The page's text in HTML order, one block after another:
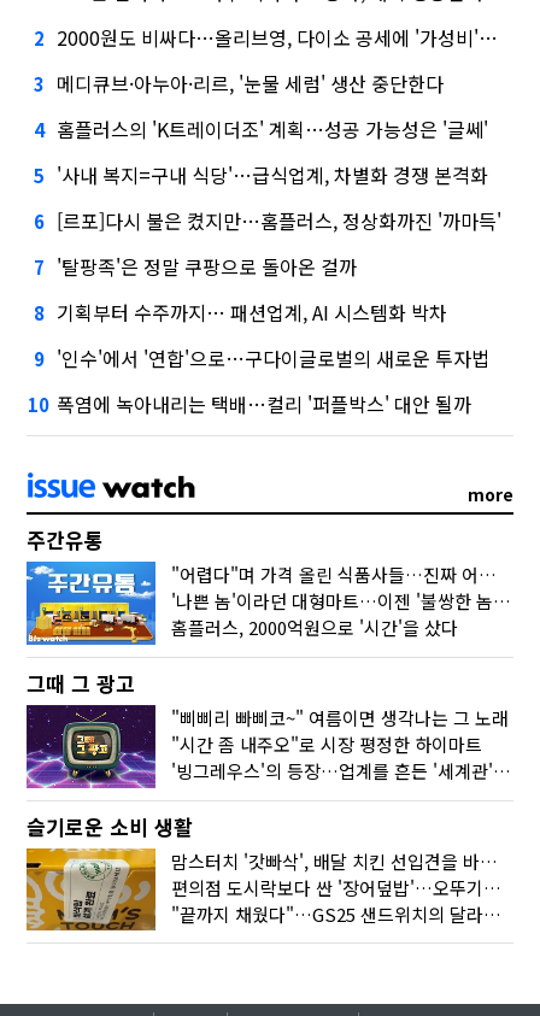
2 2000원도 비싸다…올리브영, 다이소 공세에 '가성비'로 맞불
3 메디큐브·아누아·리르, '눈물 세럼' 생산 중단한다
4 홈플러스의 'K트레이더조' 계획…성공 가능성은 '글쎄'
5 '사내 복지=구내 식당'…급식업계, 차별화 경쟁 본격화
6 [르포]다시 불은 켰지만…홈플러스, 정상화까진 '까마득'
7 '탈팡족'은 정말 쿠팡으로 돌아온 걸까
8 기획부터 수주까지… 패션업계, AI 시스템화 박차
9 '인수'에서 '연합'으로…구다이글로벌의 새로운 투자법
10 폭염에 녹아내리는 택배…컬리 '퍼플박스' 대안 될까
more
주간유통
"어렵다"며 가격 올린 식품사들…진짜 어려운 거 맞아?
'나쁜 놈'이라던 대형마트…이젠 '불쌍한 놈' 됐다
홈플러스, 2000억원으로 '시간'을 샀다
그때 그 광고
"삐삐리 빠삐코~" 여름이면 생각나는 그 노래
"시간 좀 내주오"로 시장 평정한 하이마트
'빙그레우스'의 등장…업계를 흔든 '세계관' 마케팅
슬기로운 소비 생활
맘스터치 '갓빠삭', 배달 치킨 선입견을 바꿨다
편의점 도시락보다 싼 '장어덮밥'…오뚜기가 해냈다
"끝까지 채웠다"…GS25 샌드위치의 달라진 '속'사정